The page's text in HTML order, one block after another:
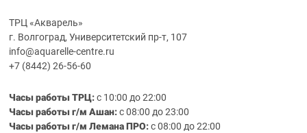
ТРЦ «Акварель»
г. Волгоград, Университетский пр-т, 107
info@aquarelle-centre.ru
+7 (8442) 26-56-60
Часы работы ТРЦ:с 10:00 до 22:00
Часы работы г/м Ашан:с 08:00 до 23:00
Часы работыг/мЛемана ПРО:с 08:00 до 22:00